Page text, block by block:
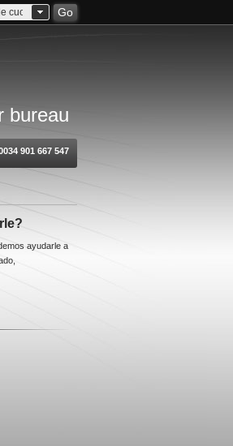
cuota Go
bureau
901 667 547
ayudarle a